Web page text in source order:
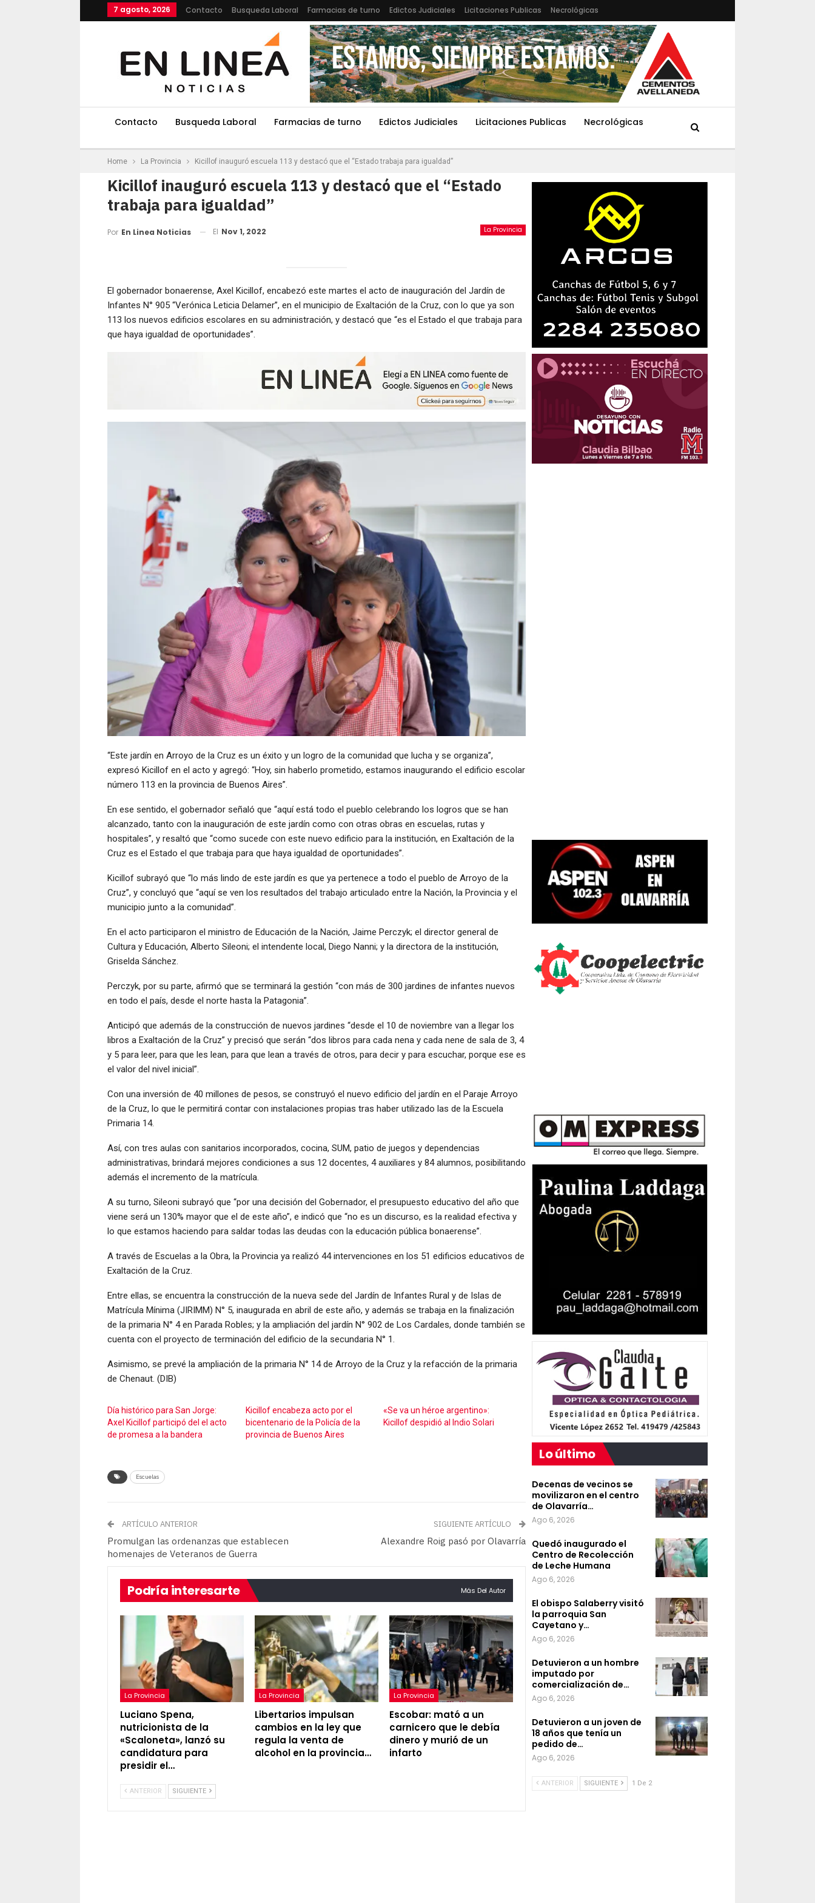
7 agosto, 2026 Contacto Busqueda Laboral Farmacias de turno Edictos Judiciales Licitaciones Publicas Necrológicas
Contacto Busqueda Laboral Farmacias de turno Edictos Judiciales Licitaciones Publicas Necrológicas
Home La Provincia Kicillof inauguró escuela 113 y destacó que el “Estado trabaja para igualdad”
Kicillof inauguró escuela 113 y destacó que el “Estado
trabaja para igualdad”
La Provincia
Por En Linea Noticias El Nov 1, 2022
El gobernador bonaerense, Axel Kicillof, encabezó este martes el acto de inauguración del Jardín de
Infantes N° 905 “Verónica Leticia Delamer”, en el municipio de Exaltación de la Cruz, con lo que ya son
113 los nuevos edificios escolares en su administración, y destacó que “es el Estado el que trabaja para
que haya igualdad de oportunidades”.
“Este jardín en Arroyo de la Cruz es un éxito y un logro de la comunidad que lucha y se organiza”,
expresó Kicillof en el acto y agregó: “Hoy, sin haberlo prometido, estamos inaugurando el edificio escolar
número 113 en la provincia de Buenos Aires”.
En ese sentido, el gobernador señaló que “aquí está todo el pueblo celebrando los logros que se han
alcanzado, tanto con la inauguración de este jardín como con otras obras en escuelas, rutas y
hospitales”, y resaltó que “como sucede con este nuevo edificio para la institución, en Exaltación de la
Cruz es el Estado el que trabaja para que haya igualdad de oportunidades”.
Kicillof subrayó que “lo más lindo de este jardín es que ya pertenece a todo el pueblo de Arroyo de la
Cruz”, y concluyó que “aquí se ven los resultados del trabajo articulado entre la Nación, la Provincia y el
municipio junto a la comunidad”.
En el acto participaron el ministro de Educación de la Nación, Jaime Perczyk; el director general de
Cultura y Educación, Alberto Sileoni; el intendente local, Diego Nanni; y la directora de la institución,
Griselda Sánchez.
Perczyk, por su parte, afirmó que se terminará la gestión “con más de 300 jardines de infantes nuevos
en todo el país, desde el norte hasta la Patagonia”.
Anticipó que además de la construcción de nuevos jardines “desde el 10 de noviembre van a llegar los
libros a Exaltación de la Cruz” y precisó que serán “dos libros para cada nena y cada nene de sala de 3, 4
y 5 para leer, para que les lean, para que lean a través de otros, para decir y para escuchar, porque ese es
el valor del nivel inicial”.
Con una inversión de 40 millones de pesos, se construyó el nuevo edificio del jardín en el Paraje Arroyo
de la Cruz, lo que le permitirá contar con instalaciones propias tras haber utilizado las de la Escuela
Primaria 14.
Así, con tres aulas con sanitarios incorporados, cocina, SUM, patio de juegos y dependencias
administrativas, brindará mejores condiciones a sus 12 docentes, 4 auxiliares y 84 alumnos, posibilitando
además el incremento de la matrícula.
A su turno, Sileoni subrayó que “por una decisión del Gobernador, el presupuesto educativo del año que
viene será un 130% mayor que el de este año”, e indicó que “no es un discurso, es la realidad efectiva y
lo que estamos haciendo para saldar todas las deudas con la educación pública bonaerense”.
A través de Escuelas a la Obra, la Provincia ya realizó 44 intervenciones en los 51 edificios educativos de
Exaltación de la Cruz.
Entre ellas, se encuentra la construcción de la nueva sede del Jardín de Infantes Rural y de Islas de
Matrícula Mínima (JIRIMM) N° 5, inaugurada en abril de este año, y además se trabaja en la finalización
de la primaria N° 4 en Parada Robles; y la ampliación del jardín N° 902 de Los Cardales, donde también se
cuenta con el proyecto de terminación del edificio de la secundaria N° 1.
Asimismo, se prevé la ampliación de la primaria N° 14 de Arroyo de la Cruz y la refacción de la primaria
de Chenaut. (DIB)
Día histórico para San Jorge:
Axel Kicillof participó del el acto
de promesa a la bandera
Kicillof encabeza acto por el
bicentenario de la Policía de la
provincia de Buenos Aires
«Se va un héroe argentino»:
Kicillof despidió al Indio Solari
Escuelas
ARTÍCULO ANTERIOR
Promulgan las ordenanzas que establecen
homenajes de Veteranos de Guerra
SIGUIENTE ARTÍCULO
Alexandre Roig pasó por Olavarría
Podría interesarte Más Del Autor
La Provincia
Luciano Spena,
nutricionista de la
«Scaloneta», lanzó su
candidatura para
presidir el…
La Provincia
Libertarios impulsan
cambios en la ley que
regula la venta de
alcohol en la provincia…
La Provincia
Escobar: mató a un
carnicero que le debía
dinero y murió de un
infarto
ANTERIOR SIGUIENTE
Lo último
Decenas de vecinos se
movilizaron en el centro
de Olavarría…
Ago 6, 2026
Quedó inaugurado el
Centro de Recolección
de Leche Humana
Ago 6, 2026
El obispo Salaberry visitó
la parroquia San
Cayetano y…
Ago 6, 2026
Detuvieron a un hombre
imputado por
comercialización de…
Ago 6, 2026
Detuvieron a un joven de
18 años que tenía un
pedido de…
Ago 6, 2026
ANTERIOR SIGUIENTE 1 De 2